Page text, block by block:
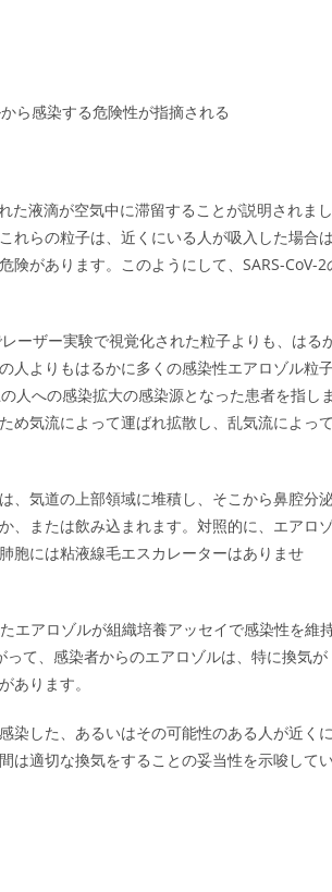
ら感染する危険性が指摘される
液滴が空気中に滞留することが説明されまし
れらの粒子は、近くにいる人が吸入した場合は
があります。このようにして、SARS-CoV-2
ーザー実験で視覚化された粒子よりも、はる
人よりもはるかに多くの感染性エアロゾル粒
人への感染拡大の感染源となった患者を指しま
め気流によって運ばれ拡散し、乱気流によって
、気道の上部領域に堆積し、そこから鼻腔分
、または飲み込まれます。対照的に、エアロ
胞には粘液線毛エスカレーターはありませ
エアロゾルが組織培養アッセイで感染性を維
て、感染者からのエアロゾルは、特に換気が
あります。
染した、あるいはその可能性のある人が近くに
は適切な換気をすることの妥当性を示唆して